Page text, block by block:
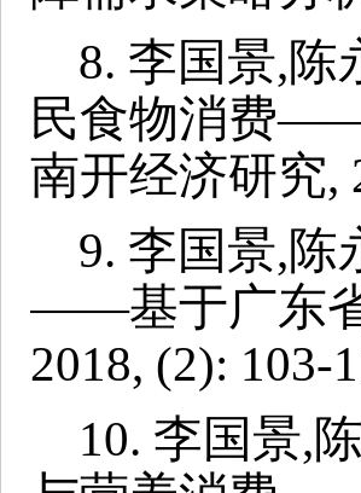
8. 李国景,陈
民食物消费
南开经济研究,
9. 李国景,陈
——基于广东
2018, (2): 103-
10. 李国景,